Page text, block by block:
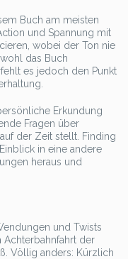
Buch am meisten
und Spannung mit
wobei der Ton nie
das Buch
es jedoch den Punkt
Erkundung
Fragen über
der Zeit stellt. Finding
in eine andere
heraus und
und Twists
der
Völlig anders: Kürzlich